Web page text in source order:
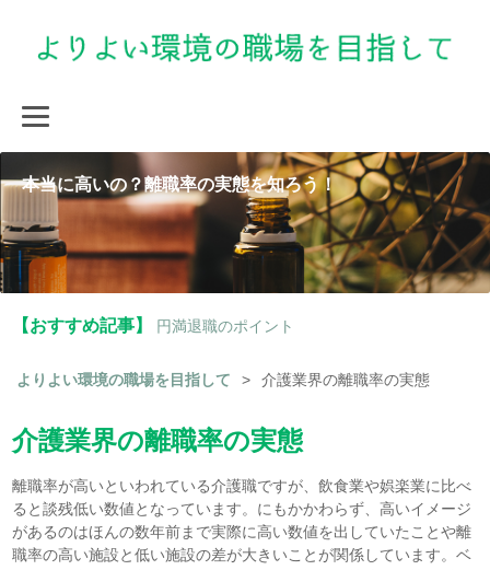
本当に高いの？離職率の実態を知ろう！
【おすすめ記事】 円満退職のポイント
よりよい環境の職場を目指して > 介護業界の離職率の実態
介護業界の離職率の実態
離職率が高いといわれている介護職ですが、飲食業や娯楽業に比べ
ると談残低い数値となっています。にもかかわらず、高いイメージ
があるのはほんの数年前まで実際に高い数値を出していたことや離
職率の高い施設と低い施設の差が大きいことが関係しています。ベ